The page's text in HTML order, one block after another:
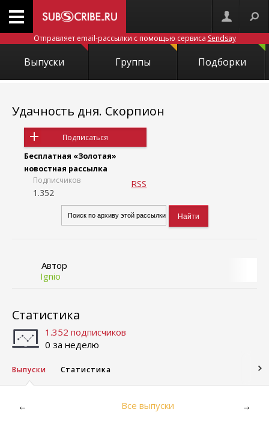
Отправляет email-рассылки с помощью сервиса Sendsay
Выпуски Группы Подборки
Удачность дня. Скорпион
Подписаться
Бесплатная «Золотая»
новостная рассылка
Подписчиков
1.352
RSS
Автор
Ignio
Статистика
1.352 подписчиков
0 за неделю
Выпуски Статистика
← Все выпуски →